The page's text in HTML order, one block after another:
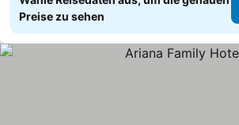
Preise zu sehen